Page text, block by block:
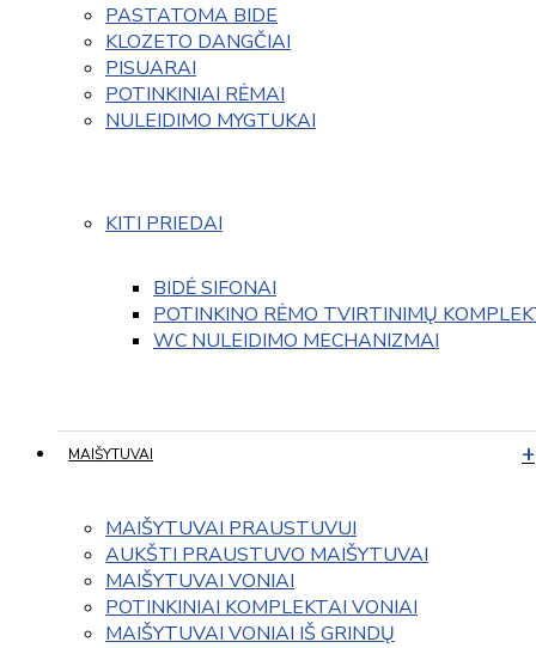
PASTATOMA BIDE
KLOZETO DANGČIAI
PISUARAI
POTINKINIAI RĖMAI
NULEIDIMO MYGTUKAI
KITI PRIEDAI
BIDĖ SIFONAI
POTINKINO RĖMO TVIRTINIMŲ
WC NULEIDIMO MECHANIZMAI
MAIŠYTUVAI
MAIŠYTUVAI PRAUSTUVUI
AUKŠTI PRAUSTUVO MAIŠYTUVAI
MAIŠYTUVAI VONIAI
POTINKINIAI KOMPLEKTAI VONIAI
MAIŠYTUVAI VONIAI IŠ GRINDŲ